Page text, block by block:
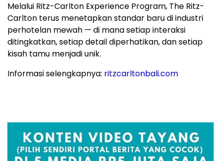
Melalui Ritz-Carlton Experience Program, The Ritz-
Carlton terus menetapkan standar baru di industri
perhotelan mewah — di mana setiap interaksi
ditingkatkan, setiap detail diperhatikan, dan setiap
kisah tamu menjadi unik.
Informasi selengkapnya: ritzcarltonbali.com